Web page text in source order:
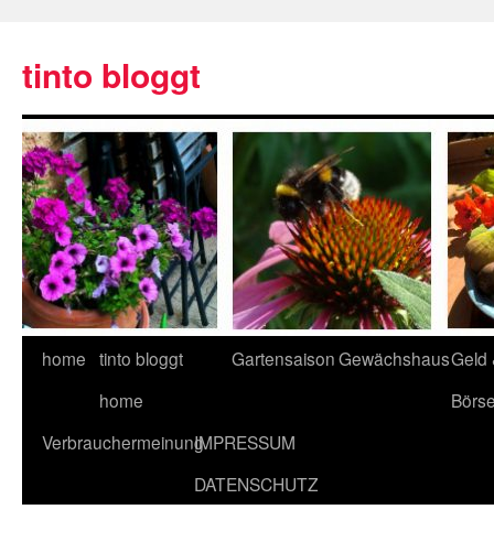
tinto bloggt
home tinto bloggt
home
GartensaisonGewächshausGeld
VerbrauchermeinungIMPRESSUM
DATENSCHUTZ